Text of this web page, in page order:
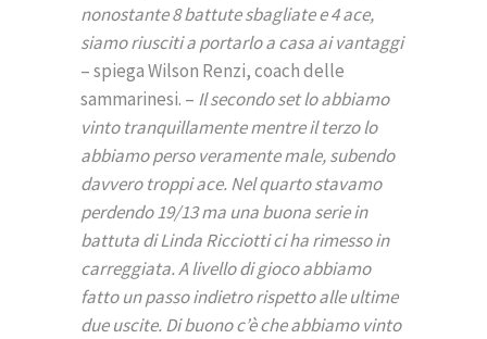
nonostante 8 battute sbagliate e 4 ace,
siamo riusciti a portarlo a casa ai vantaggi
– spiega Wilson Renzi, coach delle
sammarinesi. – Il secondo set lo abbiamo
vinto tranquillamente mentre il terzo lo
abbiamo perso veramente male, subendo
davvero troppi ace. Nel quarto stavamo
perdendo 19/13 ma una buona serie in
battuta di Linda Ricciotti ci ha rimesso in
carreggiata. A livello di gioco abbiamo
fatto un passo indietro rispetto alle ultime
due uscite. Di buono c’è che abbiamo vinto